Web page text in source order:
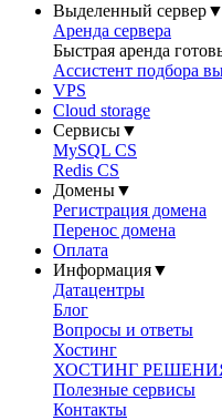
Выделенный сервер▼
Аренда сервера
Быстрая аренда
Ассистент подбора
VPS
Cloud storage
Сервисы▼
MySQL CS
Redis CS
Домены▼
Регистрация домена
Перенос домена
Оплата
Информация▼
Датацентры
Блог
Вопросы и ответы
Хостинг
ХОСТИНГ
Полезные сервисы
Контакты